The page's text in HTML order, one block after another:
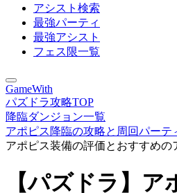
アシスト検索
最強パーティ
最強アシスト
フェス限一覧
GameWith
パズドラ攻略TOP
降臨ダンジョン一覧
アポピス降臨の攻略と周回パーテ
アポピス装備の評価とおすすめの
【パズドラ】